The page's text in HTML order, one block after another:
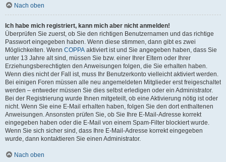
Nach oben
Ich habe mich registriert, kann mich aber nicht anmelden!
Überprüfen Sie zuerst, ob Sie den richtigen Benutzernamen und das richtige
Passwort eingegeben haben. Wenn diese stimmen, dann gibt es zwei
Möglichkeiten. Wenn COPPA aktiviert ist und Sie angegeben haben, dass Sie
unter 13 Jahre alt sind, müssen Sie bzw. einer Ihrer Eltern oder Ihrer
Erziehungsberechtigten den Anweisungen folgen, die Sie erhalten haben.
Wenn dies nicht der Fall ist, muss Ihr Benutzerkonto vielleicht aktiviert werden.
Bei einigen Foren müssen alle neu angemeldeten Mitglieder erst freigeschaltet
werden – entweder müssen Sie dies selbst erledigen oder ein Administrator.
Bei der Registrierung wurde Ihnen mitgeteilt, ob eine Aktivierung nötig ist oder
nicht. Wenn Sie eine E-Mail erhalten haben, folgen Sie den dort enthaltenen
Anweisungen. Ansonsten prüfen Sie, ob Sie Ihre E-Mail-Adresse korrekt
eingegeben haben oder die E-Mail von einem Spam-Filter blockiert wurde.
Wenn Sie sich sicher sind, dass Ihre E-Mail-Adresse korrekt eingegeben
wurde, dann kontaktieren Sie einen Administrator.
Nach oben